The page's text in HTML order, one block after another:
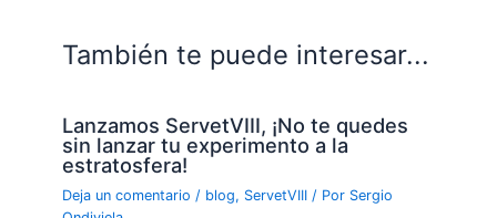
También te puede interesar...
Lanzamos ServetVIII, ¡No te quedes
sin lanzar tu experimento a la
estratosfera!
Deja un comentario / blog, ServetVIII / Por Sergio